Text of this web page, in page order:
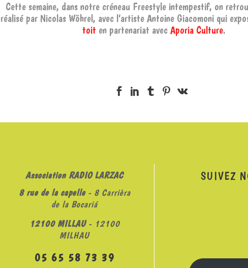
Cette semaine, dans notre créneau Freestyle intempestif, on
réalisé par Nicolas Wöhrel, avec l’artiste Antoine Giacomoni qui
toit en partenariat avec Aporia Culture.
Association RADIO LARZAC
8 rue de la capelle- 8 Carrièra
de la Bocariá
12100 MILLAU- 12100
MILHAU
05 65 58 73 39
SUIVEZ